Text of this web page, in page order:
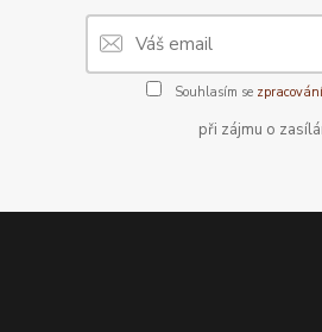
Souhlasím se
při zájmu o